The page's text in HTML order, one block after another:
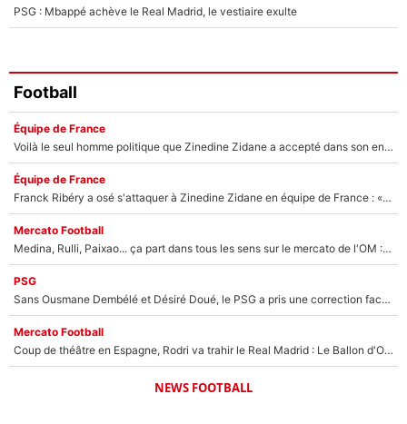
PSG : Mbappé achève le Real Madrid, le vestiaire exulte
Football
Équipe de France
Voilà le seul homme politique que Zinedine Zidane a accepté dans son entourage : «Je garde un très bon souvenir de lui»
Équipe de France
Franck Ribéry a osé s'attaquer à Zinedine Zidane en équipe de France : «Je n'aurais jamais fait ça»
Mercato Football
Medina, Rulli, Paixao... ça part dans tous les sens sur le mercato de l'OM : Frank McCourt va enfin récupérer l'argent qu'il attend ?
PSG
Sans Ousmane Dembélé et Désiré Doué, le PSG a pris une correction face à Majorque : Luis Enrique attend avec impatience des renforts !
Mercato Football
Coup de théâtre en Espagne, Rodri va trahir le Real Madrid : Le Ballon d'Or a choisi de signer au FC Barcelone !
NEWS FOOTBALL